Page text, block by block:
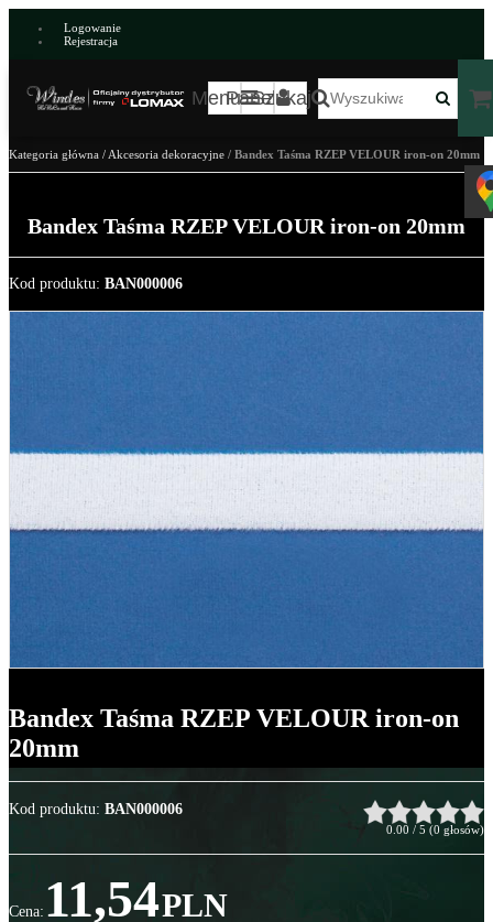
Logowanie
Rejestracja
MenuPanelSzukaj
Kategoria główna / Akcesoria dekoracyjne / Bandex Taśma RZEP VELOUR iron-on 20mm
Bandex Taśma RZEP VELOUR iron-on 20mm
Kod produktu: BAN000006
Bandex Taśma RZEP VELOUR iron-on
20mm
Kod produktu: BAN000006
0.00 / 5 (0 głosów)
Cena: 11,54PLN